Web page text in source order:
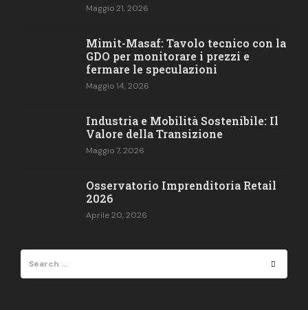
Maggio 21, 2026
Mimit-Masaf: Tavolo tecnico con la
GDO per monitorare i prezzi e
fermare le speculazioni
Maggio 14, 2026
Industria e Mobilità Sostenibile: Il
Valore della Transizione
Maggio 7, 2026
Osservatorio Imprenditoria Retail​
2026
Aprile 20, 2026